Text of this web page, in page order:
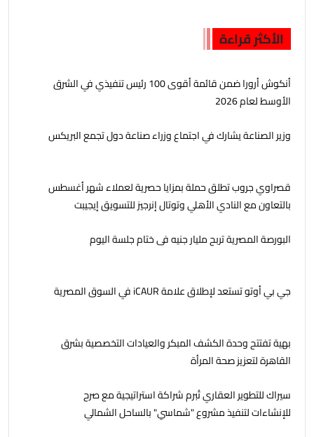
الأكثر قراءة
أنكوش أرورا ضمن قائمة أقوى 100 رئيس تنفيذي في الشرق
الأوسط لعام 2026
وزير الصناعة يشارك في اجتماع وزراء صناعة دول تجمع البريكس
قصراوي جروب تطلق حملة بمزايا حصرية لعملاء شهر أغسطس
بالتعاون مع النادي الأهلي وتوتال إنرجيز للتسويق إيجيبت
البورصة المصرية تربح مليار جنيه فى ختام جلسة اليوم
جي بي أوتو تستعد لإطلاق علامة iCAUR في السوق المصرية
بهية تفتتح وحدة الكشف المبكر والعيادات التخصصية بشرق
القاهرة لتعزيز صحة المرأة
سيراك للتطوير العقاري تُبرم شراكة استراتيجية مع صرح
للإنشاءات لتنفيذ مشروع "شماسي" بالساحل الشمالي